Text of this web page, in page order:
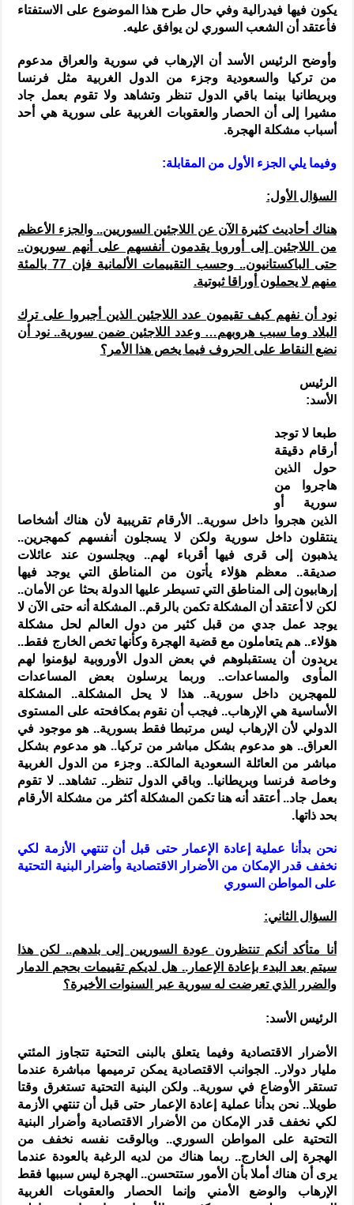
يكون فيها فيدرالية وفي حال طرح هذا الموضوع على الاستفتاء
فأعتقد أن الشعب السوري لن يوافق عليه.
وأوضح الرئيس الأسد أن الإرهاب في سورية والعراق مدعوم
من تركيا والسعودية وجزء من الدول الغربية مثل فرنسا
وبريطانيا بينما باقي الدول تنظر وتشاهد ولا تقوم بعمل جاد
مشيرا إلى أن الحصار والعقوبات الغربية على سورية هي أحد
أسباب مشكلة الهجرة.
وفيما يلي الجزء الأول من المقابلة:
السؤال الأول:
هناك أحاديث كثيرة الآن عن اللاجئين السوريين.. والجزء الأعظم
من اللاجئين إلى أوروبا يقدمون أنفسهم على أنهم سوريون..
حتى الباكستانيون.. وحسب التقييمات الألمانية فإن 77 بالمئة
منهم لا يحملون أوراقا ثبوتية.
نود أن نفهم كيف تقيمون عدد اللاجئين الذين أجبروا على ترك
البلاد وما سبب هروبهم… وعدد اللاجئين ضمن سورية.. نود أن
نضع النقاط على الحروف فيما يخص هذا الأمر؟
الرئيس
الأسد:
طبعا لا توجد
أرقام دقيقة
حول الذين
هاجروا من
سورية أو
الذين هجروا داخل سورية.. الأرقام تقريبية لأن هناك أشخاصا
ينتقلون داخل سورية ولكن لا يسجلون أنفسهم كمهجرين..
يذهبون إلى قرى فيها أقرباء لهم.. ويجلسون عند عائلات
صديقة.. معظم هؤلاء يأتون من المناطق التي يوجد فيها
إرهابيون إلى المناطق التي تسيطر عليها الدولة بحثا عن الأمان..
لكن لا أعتقد أن المشكلة تكمن بالرقم.. المشكلة أنه حتى الآن لا
يوجد عمل جدي من قبل كثير من دول العالم لحل مشكلة
هؤلاء.. هم يتعاملون مع قضية الهجرة وكأنها تخص الخارج فقط..
يريدون أن يستقبلوهم في بعض الدول الأوروبية ليؤمنوا لهم
المأوى والمساعدات.. وربما يرسلون بعض المساعدات
للمهجرين داخل سورية.. هذا لا يحل المشكلة.. المشكلة
الأساسية هي الإرهاب.. فيجب أن نقوم بمكافحته على المستوى
الدولي لأن الإرهاب ليس مرتبطا فقط بسورية.. هو موجود في
العراق.. هو مدعوم بشكل مباشر من تركيا.. هو مدعوم بشكل
مباشر من العائلة السعودية المالكة.. وجزء من الدول الغربية
وخاصة فرنسا وبريطانيا.. وباقي الدول تنظر.. تشاهد.. لا تقوم
بعمل جاد.. أعتقد أنه هنا تكمن المشكلة أكثر من مشكلة الأرقام
بحد ذاتها.
نحن بدأنا عملية إعادة الإعمار حتى قبل أن تنتهي الأزمة لكي
نخفف قدر الإمكان من الأضرار الاقتصادية وأضرار البنية التحتية
على المواطن السوري
السؤال الثاني:
أنا متأكد أنكم تنتظرون عودة السوريين إلى بلدهم.. لكن هذا
سيتم بعد البدء بإعادة الإعمار.. هل لديكم تقييمات بحجم الدمار
والضرر الذي تعرضت له سورية عبر السنوات الأخيرة؟
الرئيس الأسد:
الأضرار الاقتصادية وفيما يتعلق بالبنى التحتية تتجاوز المئتي
مليار دولار.. الجوانب الاقتصادية يمكن ترميمها مباشرة عندما
تستقر الأوضاع في سورية.. ولكن البنية التحتية تستغرق وقتا
طويلا.. نحن بدأنا عملية إعادة الإعمار حتى قبل أن تنتهي الأزمة
لكي نخفف قدر الإمكان من الأضرار الاقتصادية وأضرار البنية
التحتية على المواطن السوري.. وبالوقت نفسه نخفف من
الهجرة إلى الخارج.. ربما هناك من لديه الرغبة بالعودة عندما
يرى أن هناك أملا بأن الأمور ستتحسن.. الهجرة ليس سببها فقط
الإرهاب والوضع الأمني وإنما الحصار والعقوبات الغربية